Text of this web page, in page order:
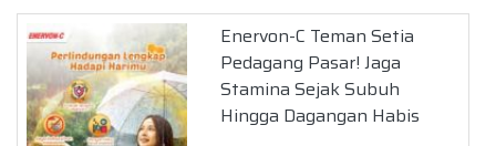
Enervon-C Teman Setia
Pedagang Pasar! Jaga
Stamina Sejak Subuh
Hingga Dagangan Habis